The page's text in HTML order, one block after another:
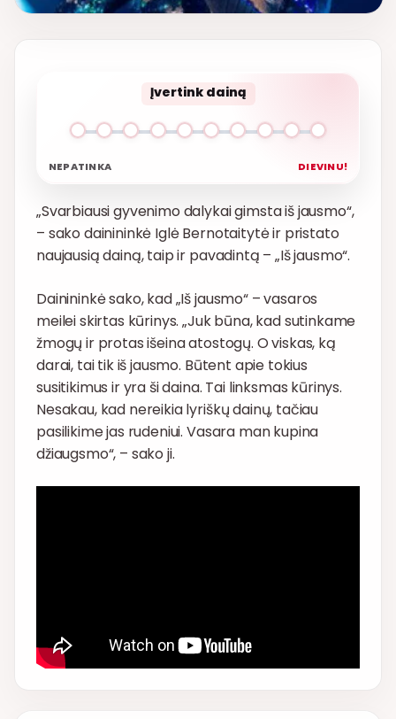
Įvertink dainą
NEPATINKA DIEVINU!
„Svarbiausi gyvenimo dalykai gimsta iš jausmo“,
– sako dainininkė Iglė Bernotaitytė ir pristato
naujausią dainą, taip ir pavadintą – „Iš jausmo“.
Dainininkė sako, kad „Iš jausmo“ – vasaros
meilei skirtas kūrinys. „Juk būna, kad sutinkame
žmogų ir protas išeina atostogų. O viskas, ką
darai, tai tik iš jausmo. Būtent apie tokius
susitikimus ir yra ši daina. Tai linksmas kūrinys.
Nesakau, kad nereikia lyriškų dainų, tačiau
pasilikime jas rudeniui. Vasara man kupina
džiaugsmo“, – sako ji.